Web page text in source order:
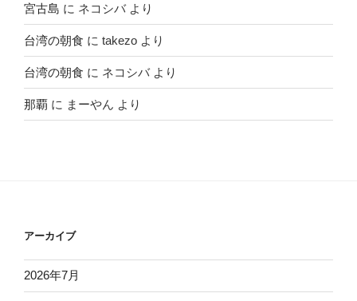
宮古島 に ネコシバより
台湾の朝食 に takezo より
台湾の朝食 に ネコシバより
那覇 に まーやん より
アーカイブ
2026年7月